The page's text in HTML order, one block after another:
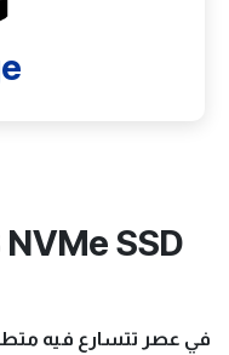
SSD
في عصر تتسارع فيه